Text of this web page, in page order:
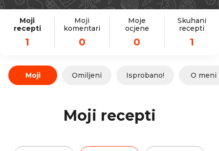
Moji
recepti
1
Moji
komentari
0
Moje
ocjene
0
Skuhani
recepti
1
Moji Omiljeni Isprobano! O meni
Moji recepti